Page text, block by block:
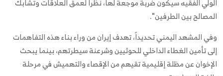
المصالح بين الطرفين".
وفي المشهد اليمني تحديداً، تهدف إيران من وراء بناء هذه التفاهمات
إلى تأمين الغطاء الداخلي للحوثيين وشرعنة سيطرتهم، بينما يبحث
الإخوان عن مظلة إقليمية تقيهم من الإقصاء والتهميش في مرحلة